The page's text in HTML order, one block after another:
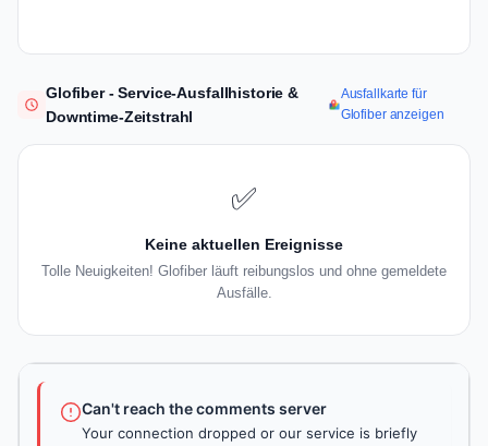
Glofiber - Service-Ausfallhistorie &
Downtime-Zeitstrahl
Ausfallkarte für
Glofiber anzeigen
✅
Keine aktuellen Ereignisse
Tolle Neuigkeiten! Glofiber läuft reibungslos und ohne gemeldete
Ausfälle.
Can't reach the comments server
Your connection dropped or our service is briefly